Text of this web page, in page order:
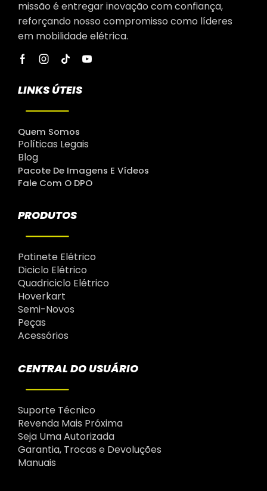
missão é entregar inovação com confiança,
reforçando nosso compromisso como líderes
em mobilidade elétrica.
LINKS ÚTEIS
Quem Somos
Políticas Legais
Blog
Pacote De Imagens E Vídeos
Fale Com O DPO
PRODUTOS
Patinete Elétrico
Diciclo Elétrico
Quadriciclo Elétrico
Hoverkart
Semi-Novos
Peças
Acessórios
CENTRAL DO USUÁRIO
Suporte Técnico
Revenda Mais Próxima
Seja Uma Autorizada
Garantia, Trocas e Devoluções
Manuais